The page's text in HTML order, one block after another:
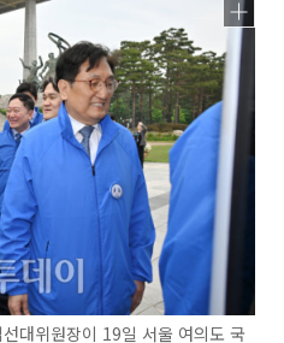
대위원장이 19일 서울 여의도 국